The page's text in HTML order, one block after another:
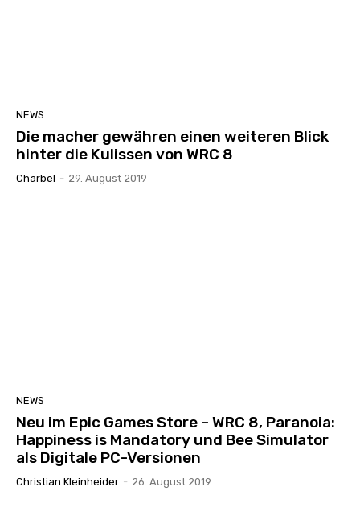
NEWS
Die macher gewähren einen weiteren Blick
hinter die Kulissen von WRC 8
Charbel - 29. August 2019
NEWS
Neu im Epic Games Store – WRC 8, Paranoia:
Happiness is Mandatory und Bee Simulator
als Digitale PC-Versionen
Christian Kleinheider - 26. August 2019